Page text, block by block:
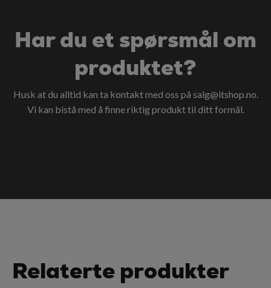
Har du et spørsmål om
produktet?
Husk at du alltid kan ta kontakt med oss på salg@itshop.no.
Vi kan bistå med å finne riktig produkt til ditt formål.
Relaterte produkter